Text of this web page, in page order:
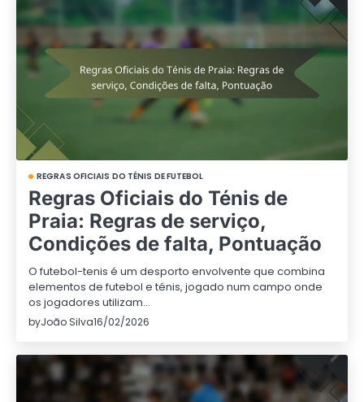
REGRAS OFICIAIS DO TÉNIS DE FUTEBOL
Regras Oficiais do Ténis de
Praia: Regras de serviço,
Condições de falta, Pontuação
O futebol-tenis é um desporto envolvente que combina
elementos de futebol e ténis, jogado num campo onde
os jogadores utilizam…
byJoão Silva16/02/2026